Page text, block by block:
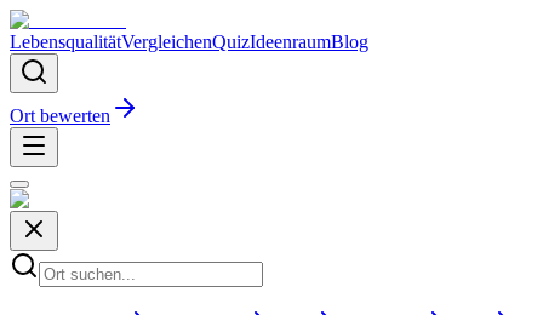
LebensqualitätVergleichenQuizIdeenraumBlog
Ort bewerten